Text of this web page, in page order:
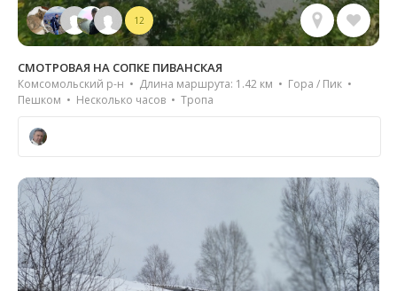
12
СМОТРОВАЯ НА СОПКЕ ПИВАНСКАЯ
Комсомольский р-н • Длина маршрута: 1.42 км • Гора / Пик •
Пешком • Несколько часов • Тропа